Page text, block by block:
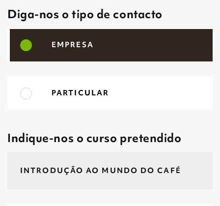
Diga-nos o tipo de contacto
EMPRESA
PARTICULAR
Indique-nos o curso pretendido